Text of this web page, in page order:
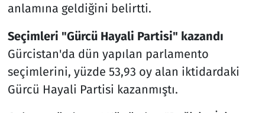
anlamına geldiğini belirtti.
Seçimleri "Gürcü Hayali Partisi" kazandı
Gürcistan'da dün yapılan parlamento
seçimlerini, yüzde 53,93 oy alan iktidardaki
Gürcü Hayali Partisi kazanmıştı.